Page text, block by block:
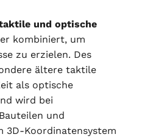
und optische
kombiniert, um
zu erzielen. Des
ältere taktile
als optische
wird bei
und
3D-Koordinatensystem